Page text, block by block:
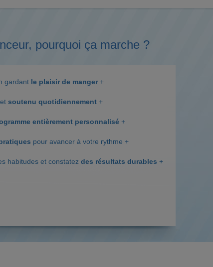
pourquoi ça marche ?
gardant le plaisir de manger +
soutenu quotidiennement +
entièrement personnalisé +
pour avancer à votre rythme +
habitudes et constatez des résultats durables +